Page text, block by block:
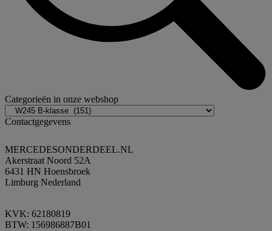
Categorieën in onze webshop
Contactgegevens
MERCEDESONDERDEEL.NL
Akerstraat Noord 52A
6431 HN Hoensbroek
Limburg Nederland
KVK: 62180819
BTW: 156986887B01